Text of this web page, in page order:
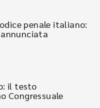
penale italiano:
il testo
Congressuale